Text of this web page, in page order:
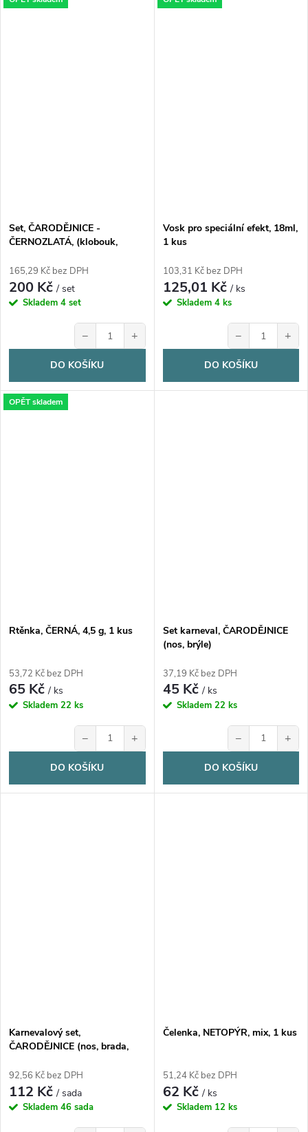
Set, ČARODĚJNICE -
ČERNOZLATÁ, (klobouk,
165,29 Kč bez DPH
200 Kč/ set
Skladem 4 set
− +
DO KOŠÍKU
Vosk pro speciální efekt, 18ml,
1 kus
103,31 Kč bez DPH
125,01 Kč/ ks
Skladem 4 ks
− +
DO KOŠÍKU
OPĚT skladem
Rtěnka, ČERNÁ, 4,5 g, 1 kus
53,72 Kč bez DPH
65 Kč/ ks
Skladem 22 ks
− +
DO KOŠÍKU
Set karneval, ČARODĚJNICE
(nos, brýle)
37,19 Kč bez DPH
45 Kč/ ks
Skladem 22 ks
− +
DO KOŠÍKU
Karnevalový set,
ČARODĚJNICE (nos, brada,
92,56 Kč bez DPH
112 Kč/ sada
Skladem 46 sada
Čelenka, NETOPÝR, mix, 1 kus
51,24 Kč bez DPH
62 Kč/ ks
Skladem 12 ks